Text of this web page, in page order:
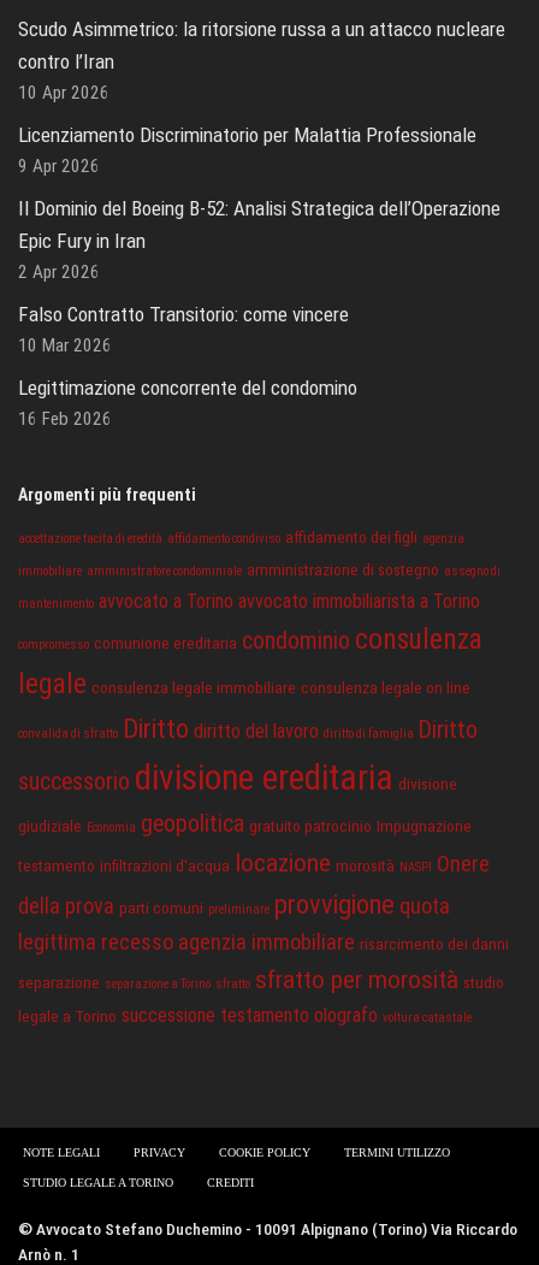
Scudo Asimmetrico: la ritorsione russa a un attacco nucleare
contro l’Iran
10 Apr 2026
Licenziamento Discriminatorio per Malattia Professionale
9 Apr 2026
Il Dominio del Boeing B-52: Analisi Strategica dell’Operazione
Epic Fury in Iran
2 Apr 2026
Falso Contratto Transitorio: come vincere
10 Mar 2026
Legittimazione concorrente del condomino
16 Feb 2026
Argomenti più frequenti
accettazione tacita di eredità affidamento condiviso affidamento dei figli agenzia
immobiliare amministratore condominiale amministrazione di sostegno assegno di
mantenimento avvocato a Torino avvocato immobiliarista a Torino
compromesso comunione ereditaria condominio consulenza
legale consulenza legale immobiliare consulenza legale on line
convalida di sfratto Diritto diritto del lavoro diritto di famiglia Diritto
successorio divisione ereditaria divisione
giudiziale Economia geopolitica gratuito patrocinio Impugnazione
testamento infiltrazioni d'acqua locazione morosità NASPI
Onere
della prova parti comuni preliminare provvigione quota
legittima recesso agenzia immobiliare risarcimento dei danni
separazione separazione a Torino sfratto sfratto per morosità studio
legale a Torino successione testamento olografo voltura catastale
NOTE LEGALI PRIVACY COOKIE POLICY TERMINI UTILIZZO
STUDIO LEGALE A TORINO CREDITI
© Avvocato Stefano Duchemino - 10091 Alpignano (Torino) Via Riccardo
Arnò n. 1